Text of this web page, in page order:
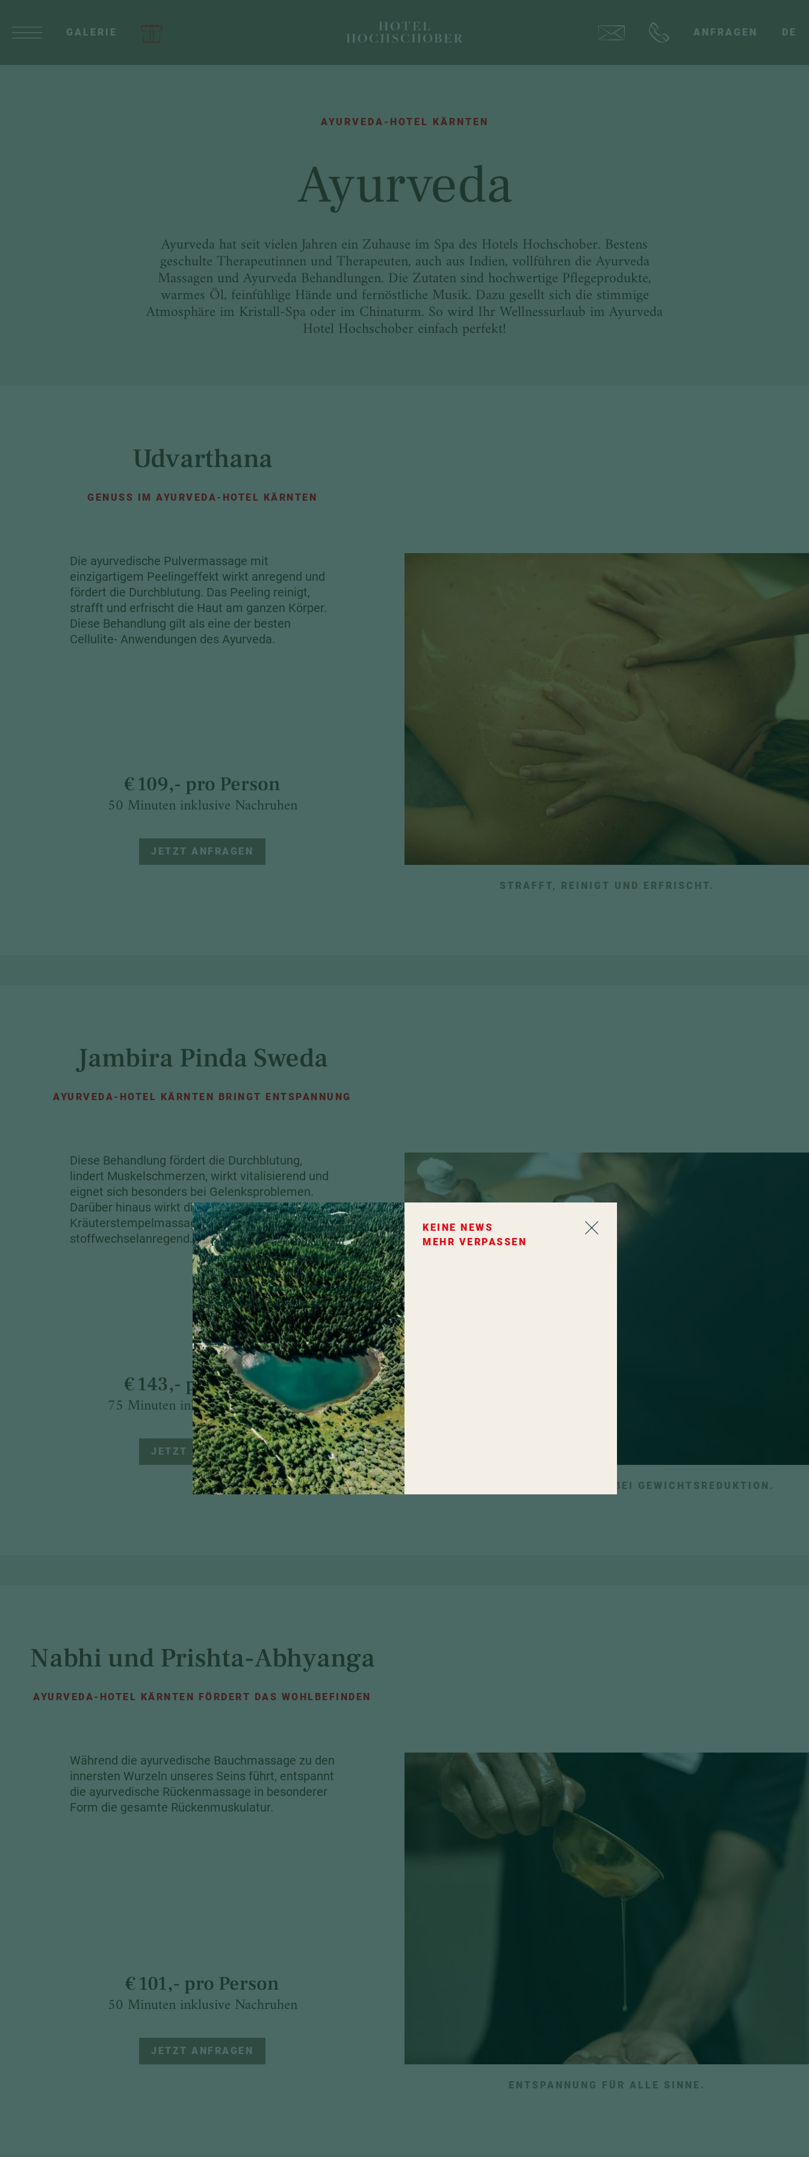
GALERIE ANFRAGEN DE
Immer ein Stück Hochschober im
Postfach: Freuen Sie sich auf
inspirierende Geschichten, neue
Lieblingsplätze und besondere
Angebote – und verpassen Sie keine
Neuigkeiten aus dem Hochschober!
KEINE NEWS
MEHR VERPASSEN
AYURVEDA-HOTEL KÄRNTEN
Ayurveda
Ayurveda hat seit vielen Jahren ein Zuhause im Spa des Hotels Hochschober. Bestens
geschulte Therapeutinnen und Therapeuten, auch aus Indien, vollführen die Ayurveda
Massagen und Ayurveda Behandlungen. Die Zutaten sind hochwertige Pflegeprodukte,
warmes Öl, feinfühlige Hände und fernöstliche Musik. Dazu gesellt sich die stimmige
Atmosphäre im Kristall-Spa oder im Chinaturm. So wird Ihr Wellnessurlaub im Ayurveda
Hotel Hochschober einfach perfekt!
Udvarthana
GENUSS IM AYURVEDA-HOTEL KÄRNTEN
STRAFFT, REINIGT UND ERFRISCHT.
Die ayurvedische Pulvermassage mit
einzigartigem Peelingeffekt wirkt anregend und
fördert die Durchblutung. Das Peeling reinigt,
strafft und erfrischt die Haut am ganzen Körper.
Diese Behandlung gilt als eine der besten
Cellulite- Anwendungen des Ayurveda.
€ 109,- pro Person
50 Minuten inklusive Nachruhen
JETZT ANFRAGEN
Jambira Pinda Sweda
AYURVEDA-HOTEL KÄRNTEN BRINGT ENTSPANNUNG
OPTIMALE UNTERSTÜTZUNG BEI GEWICHTSREDUKTION.
Diese Behandlung fördert die Durchblutung,
lindert Muskelschmerzen, wirkt vitalisierend und
eignet sich besonders bei Gelenksproblemen.
Darüber hinaus wirkt die ayurvedische
Kräuterstempelmassage gewebestraffend,
stoffwechselanregend.
€ 143,- pro Person
75 Minuten inklusive Nachruhen
JETZT ANFRAGEN
Nabhi und Prishta-Abhyanga
AYURVEDA-HOTEL KÄRNTEN FÖRDERT DAS WOHLBEFINDEN
ENTSPANNUNG FÜR ALLE SINNE.
Während die ayurvedische Bauchmassage zu den
innersten Wurzeln unseres Seins führt, entspannt
die ayurvedische Rückenmassage in besonderer
Form die gesamte Rückenmuskulatur.
€ 101,- pro Person
50 Minuten inklusive Nachruhen
JETZT ANFRAGEN